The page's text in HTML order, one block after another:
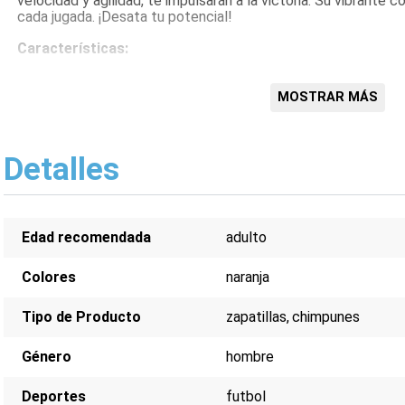
cada jugada. ¡Desata tu potencial!
Características:
MOSTRAR MÁS
Detalles
Edad recomendada adulto
Colores naranja
Tipo de Producto zapatillas chimpunes
Género hombre
Deportes futbol